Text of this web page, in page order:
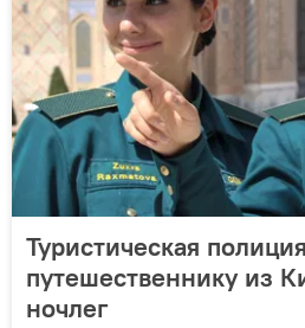
Туристическая
путешественнику из
ночлег